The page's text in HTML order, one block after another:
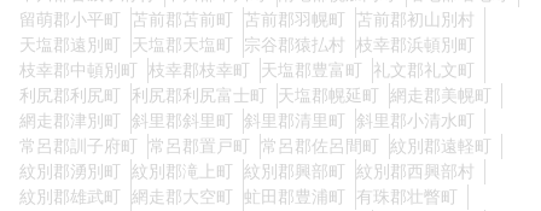
留萌郡小平町
苫前郡苫前町 苫前郡羽幌町
苫前郡初山別村
天塩郡遠別町
天塩郡天塩町 宗谷郡猿払村
枝幸郡浜頓別町
枝幸郡中頓別町
枝幸郡枝幸町 天塩郡豊富町
礼文郡礼文町
利尻郡利尻町
利尻郡利尻富士町 天塩郡幌延町
網走郡美幌町
網走郡津別町
斜里郡斜里町 斜里郡清里町
斜里郡小清水町
常呂郡訓子府町
常呂郡置戸町 常呂郡佐呂間町
紋別郡遠軽町
紋別郡湧別町
紋別郡滝上町 紋別郡興部町
紋別郡西興部村
紋別郡雄武町
網走郡大空町 虻田郡豊浦町
有珠郡壮瞥町